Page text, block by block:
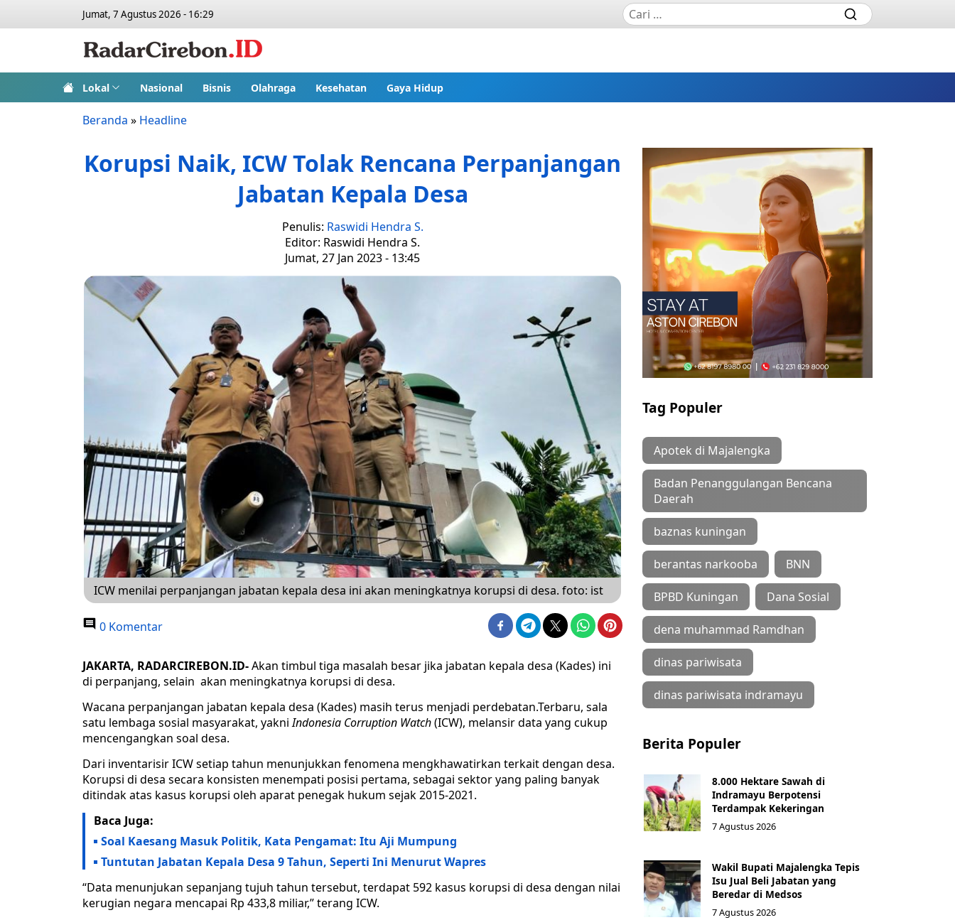
Jumat, 7 Agustus 2026 - 16:29
Lokal Nasional Bisnis Olahraga Kesehatan Gaya Hidup
Beranda » Headline
Korupsi Naik, ICW Tolak Rencana Perpanjangan
Jabatan Kepala Desa
Penulis: Raswidi Hendra S.
Editor: Raswidi Hendra S.
Jumat, 27 Jan 2023 - 13:45
ICW menilai perpanjangan jabatan kepala desa ini akan meningkatnya korupsi di desa. foto: ist
0 Komentar
JAKARTA, RADARCIREBON.ID-Akan timbul tiga masalah besar jika jabatan kepala desa (Kades) ini
di perpanjang, selain akan meningkatnya korupsi di desa.
Wacana perpanjangan jabatan kepala desa (Kades) masih terus menjadi perdebatan.Terbaru, sala
satu lembaga sosial masyarakat, yakniIndonesia Corruption Watch(ICW), melansir data yang cukup
mencengangkan soal desa.
Dari inventarisir ICW setiap tahun menunjukkan fenomena mengkhawatirkan terkait dengan desa.
Korupsi di desa secara konsisten menempati posisi pertama, sebagai sektor yang paling banyak
ditindak atas kasus korupsi oleh aparat penegak hukum sejak 2015-2021.
Baca Juga:
Soal Kaesang Masuk Politik, Kata Pengamat: Itu Aji Mumpung
Tuntutan Jabatan Kepala Desa 9 Tahun, Seperti Ini Menurut Wapres
“Data menunjukan sepanjang tujuh tahun tersebut, terdapat 592 kasus korupsi di desa dengan nilai
kerugian negara mencapai Rp 433,8 miliar,” terang ICW.
Tag Populer
Apotek di Majalengka
Badan Penanggulangan Bencana
Daerah
baznas kuningan
berantas narkooba BNN
BPBD Kuningan Dana Sosial
dena muhammad Ramdhan
dinas pariwisata
dinas pariwisata indramayu
Berita Populer
8.000 Hektare Sawah di
Indramayu Berpotensi
Terdampak Kekeringan
7 Agustus 2026
Wakil Bupati Majalengka Tepis
Isu Jual Beli Jabatan yang
Beredar di Medsos
7 Agustus 2026